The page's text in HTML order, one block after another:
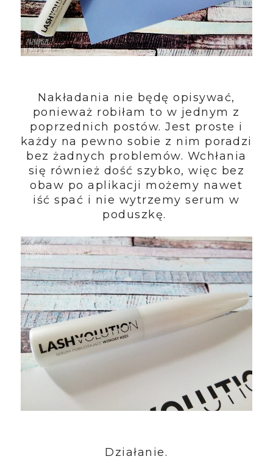
Nakładania nie będę opisywać,
ponieważ robiłam to w jednym z
poprzednich postów. Jest proste i
każdy na pewno sobie z nim poradzi
bez żadnych problemów. Wchłania
się również dość szybko, więc bez
obaw po aplikacji możemy nawet
iść spać i nie wytrzemy serum w
poduszkę.
Działanie.